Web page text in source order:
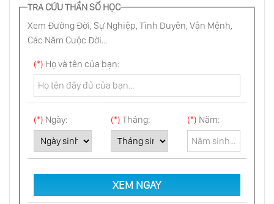
“Thế Giới Bên Kia” Có Thực Sự Tồn Tại Hay
Không?
Nơi Sâu Nhất Của Đại Dương Đáng Sợ Như
Thế Nào?
Nam Cực Từng Không Có Băng, Tồn Tại Một
Nền Văn Minh Bí Ẩn?
Những Mật Mã Gì?
TRA CỨU THẦN SỐ HỌC
Xem Đường Đời, Sự Nghiệp, Tình Duyên, Vận Mệnh,
Các Năm Cuộc Đời...
(*) Họ và tên của bạn:
(*) Ngày: (*) Tháng: (*) Năm:
XEM NGAY